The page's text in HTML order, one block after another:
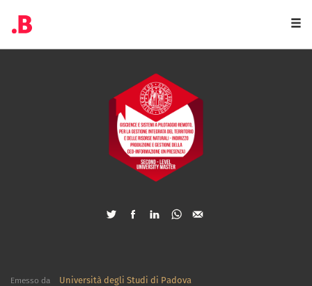
Emesso da Università degli Studi di Padova